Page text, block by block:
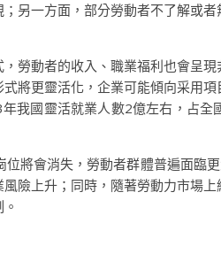
另一方面，部分勞動者不了解或
勞動者的收入、職業福利也會呈
將更靈活化，企業可能傾向采用
我國靈活就業人數2億左右，占
將會消失，勞動者群體普遍面臨
險上升；同時，隨著勞動力市場